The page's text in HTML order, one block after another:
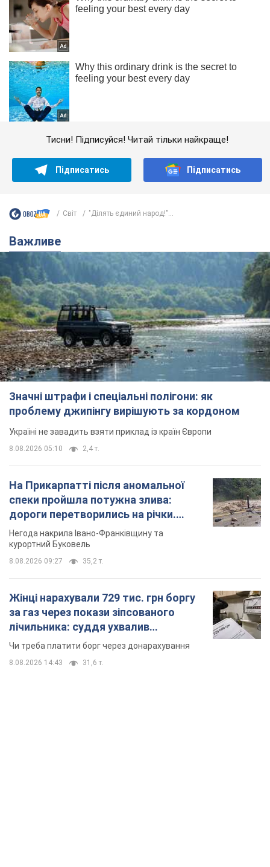
Тисни! Підписуйся! Читай тільки найкраще!
Підписатись Підписатись
Світ "Ділять єдиний народ!"...
Важливе
Значні штрафи і спеціальні полігони: як
проблему джипінгу вирішують за кордоном
Україні не завадить взяти приклад із країн Європи
8.08.2026 05:10 2,4 т.
На Прикарпатті після аномальної
спеки пройшла потужна злива:
дороги перетворились на річки.
Відео
Негода накрила Івано-Франківщину та
курортний Буковель
8.08.2026 09:27 35,2 т.
Жінці нарахували 729 тис. грн боргу
за газ через покази зіпсованого
лічильника: суддя ухвалив
неочікуване рішення
Чи треба платити борг через донарахування
8.08.2026 14:43 31,6 т.